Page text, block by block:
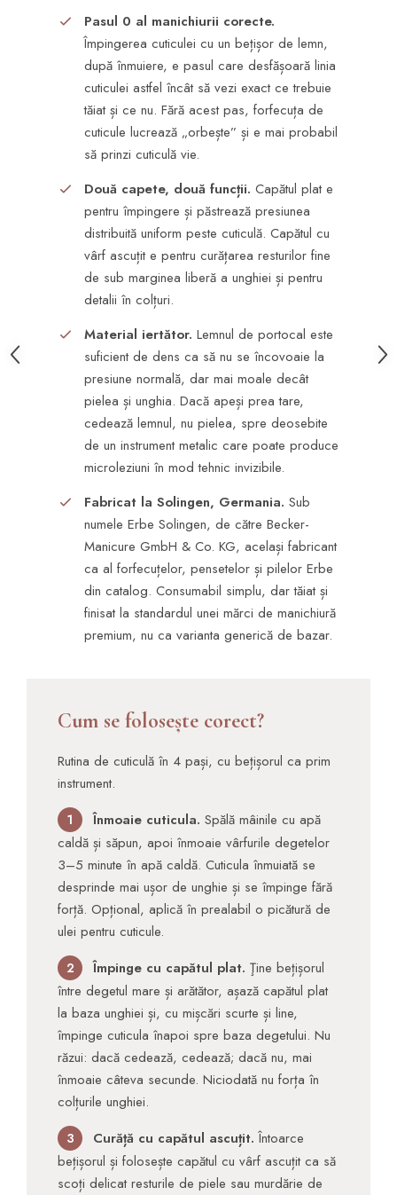
Pasul 0 al manichiurii corecte.
Împingerea cuticulei cu un bețișor de lemn,
după înmuiere, e pasul care desfășoară linia
cuticulei astfel încât să vezi exact ce trebuie
tăiat și ce nu. Fără acest pas, forfecuța de
cuticule lucrează „orbește” și e mai probabil
să prinzi cuticulă vie.
Două capete, două funcții. Capătul plat e
pentru împingere și păstrează presiunea
distribuită uniform peste cuticulă. Capătul cu
vârf ascuțit e pentru curățarea resturilor fine
de sub marginea liberă a unghiei și pentru
detalii în colțuri.
Material iertător. Lemnul de portocal este
suficient de dens ca să nu se încovoaie la
presiune normală, dar mai moale decât
pielea și unghia. Dacă apeși prea tare,
cedează lemnul, nu pielea, spre deosebite
de un instrument metalic care poate produce
microleziuni în mod tehnic invizibile.
Fabricat la Solingen, Germania. Sub
numele Erbe Solingen, de către Becker-
Manicure GmbH & Co. KG, același fabricant
ca al forfecuțelor, pensetelor și pilelor Erbe
din catalog. Consumabil simplu, dar tăiat și
finisat la standardul unei mărci de manichiură
premium, nu ca varianta generică de bazar.
Cum se folosește corect?
Rutina de cuticulă în 4 pași, cu bețișorul ca prim
instrument.
1 Înmoaie cuticula. Spălă mâinile cu apă
caldă și săpun, apoi înmoaie vârfurile degetelor
3–5 minute în apă caldă. Cuticula înmuiată se
desprinde mai ușor de unghie și se împinge fără
forță. Opțional, aplică în prealabil o picătură de
ulei pentru cuticule.
2 Împinge cu capătul plat. Ţine bețișorul
între degetul mare și arătător, așază capătul plat
la baza unghiei și, cu mișcări scurte și line,
împinge cuticula înapoi spre baza degetului. Nu
răzui: dacă cedează, cedează; dacă nu, mai
înmoaie câteva secunde. Niciodată nu forța în
colțurile unghiei.
3 Curăță cu capătul ascuțit. Întoarce
bețișorul și folosește capătul cu vârf ascuțit ca să
scoți delicat resturile de piele sau murdărie de